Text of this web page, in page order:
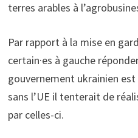
terres arables à
Par rapport à la mise en
certain·es à gauche
gouvernement ukrainien
sans l’UE il tenterait de
par celles-ci.